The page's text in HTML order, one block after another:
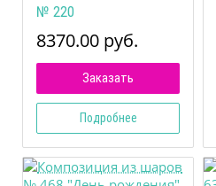
№ 220
8370.00 руб.
Заказать
Подробнее